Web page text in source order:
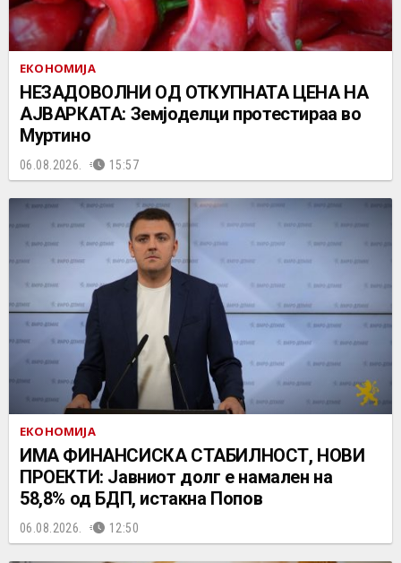
ЕКОНОМИЈА
НЕЗАДОВОЛНИ ОД ОТКУПНАТА ЦЕНА НА
АЈВАРКАТА: Земјоделци протестираа во
Муртино
06.08.2026. 15:57
ЕКОНОМИЈА
ИМА ФИНАНСИСКА СТАБИЛНОСТ, НОВИ
ПРОЕКТИ: Јавниот долг е намален на
58,8% од БДП, истакна Попов
06.08.2026. 12:50